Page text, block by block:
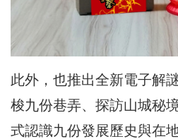
此外，也推出全新電子解
梭九份巷弄、探訪山城秘
式認識九份發展歷史與在